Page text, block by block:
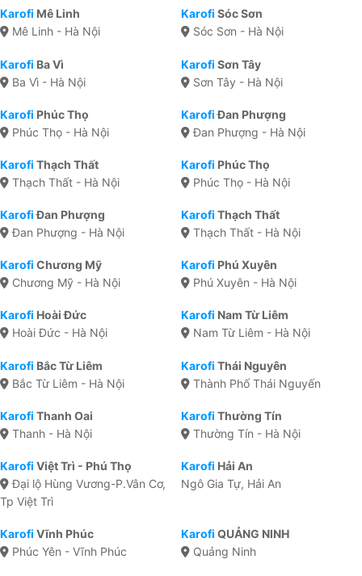
Karofi Mê Linh
Mê Linh - Hà Nội
Karofi Sóc Sơn
Sóc Sơn - Hà Nội
Karofi Ba Vì
Ba Vì - Hà Nội
Karofi Sơn Tây
Sơn Tây - Hà Nội
Karofi Phúc Thọ
Phúc Thọ - Hà Nội
KarofiĐan Phượng
Đan Phượng - Hà Nội
Karofi Thạch Thất
Thạch Thất - Hà Nội
Karofi Phúc Thọ
Phúc Thọ - Hà Nội
KarofiĐan Phượng
Đan Phượng - Hà Nội
Karofi Thạch Thất
Thạch Thất - Hà Nội
Karofi Chương Mỹ
Chương Mỹ - Hà Nội
Karofi Phú Xuyên
Phú Xuyên - Hà Nội
Karofi Hoài Đức
Hoài Đức - Hà Nội
Karofi Nam Từ Liêm
Nam Từ Liêm - Hà Nội
Karofi Bắc Từ Liêm
Bắc Từ Liêm - Hà Nội
Karofi Thái Nguyên
Thành Phố Thái Nguyến
Karofi Thanh Oai
Thanh - Hà Nội
Karofi Thường Tín
Thường Tín - Hà Nội
Karofi Việt Trì - Phú Thọ
Đại lộ Hùng Vương-P.Vân Cơ,
Tp Việt Trì
Karofi Hải An
Ngô Gia Tự, Hải An
Karofi Vĩnh Phúc
Phúc Yên - Vĩnh Phúc
Karofi QUẢNG NINH
Quảng Ninh